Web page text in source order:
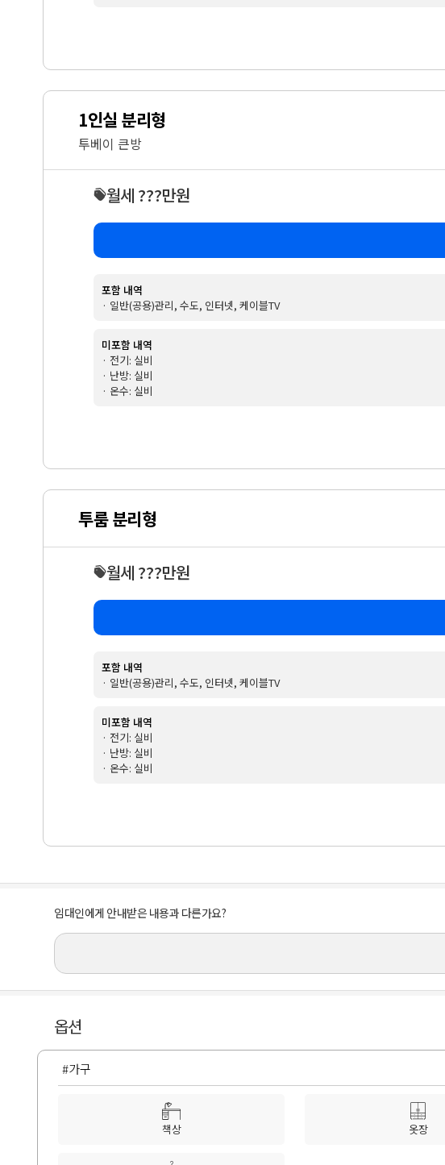
1인실 분리형
투베이 큰방
월세 ???만원
포함 내역
· 일반(공용)관리, 수도, 인터넷, 케이블TV
미포함 내역
· 전기: 실비
· 난방: 실비
· 온수: 실비
투룸 분리형
월세 ???만원
포함 내역
· 일반(공용)관리, 수도, 인터넷, 케이블TV
미포함 내역
· 전기: 실비
· 난방: 실비
· 온수: 실비
임대인에게 안내받은 내용과 다른가요?
옵션
#가구
책상 옷장